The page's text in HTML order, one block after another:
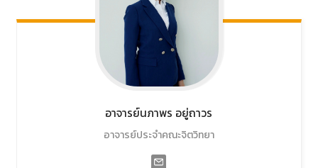
อาจารย์นภาพร อยู่ถาวร
อาจารย์ประจำคณะจิตวิทยา